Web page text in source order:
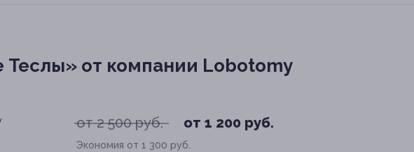
Теслы» от компании Lobotomy
от 2 500 руб. от 1 200 руб.
Экономия от 1 300 руб.